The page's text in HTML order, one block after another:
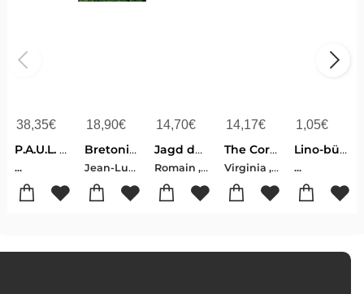
38,35€
P.A.U.L. D. (Paul) 6. Schülerbuch. Realschule
...
18,90€
Bretonischer Glanz
Jean-Luc , Bannalec
14,70€
Jagd durch Luxemburg
Romain , Haas
14,17€
The Correspondent
Virginia , Evans
1,05€
Lino-bücher Box Nr.78 ''copp. Bilderbuch-helden'' 6x10 Ex.
...